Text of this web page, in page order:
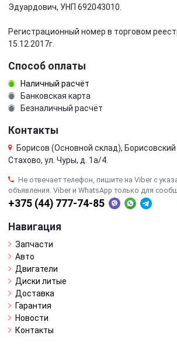
Эдуардович, УНП 692043010.
Регистрационный номер в торговом
15.12.2017г.
Способ оплаты
Наличный расчёт
Банковская карта
Безналичный расчёт
Контакты
Борисов (Основной склад),
Стахово, ул. Чуры, д. 1a/4.
Не отвечает телефон, пишите на Viber с
объявления. Viber и WhatsApp только для
+375 (44) 777-74-85
Навигация
Запчасти
Авто
Двигатели
Диски литые
Доставка
Гарантия
Новости
Контакты